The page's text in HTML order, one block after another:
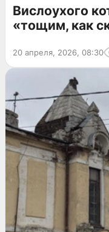
Вислоухого
«тощим, как
20 апреля, 2026, 08:30